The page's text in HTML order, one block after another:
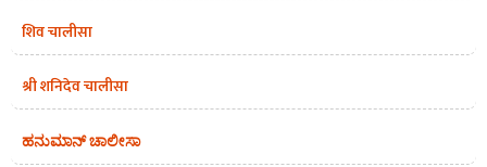
शिव चालीसा
श्री शनिदेव चालीसा
ಹನುಮಾನ್ ಚಾಲೀಸಾ